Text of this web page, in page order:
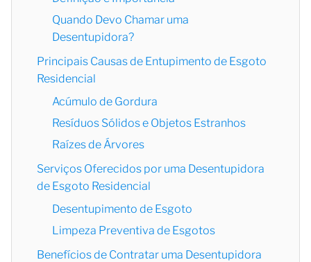
Quando Devo Chamar uma
Desentupidora?
Principais Causas de Entupimento de Esgoto
Residencial
Acúmulo de Gordura
Resíduos Sólidos e Objetos Estranhos
Raízes de Árvores
Serviços Oferecidos por uma Desentupidora
de Esgoto Residencial
Desentupimento de Esgoto
Limpeza Preventiva de Esgotos
Benefícios de Contratar uma Desentupidora